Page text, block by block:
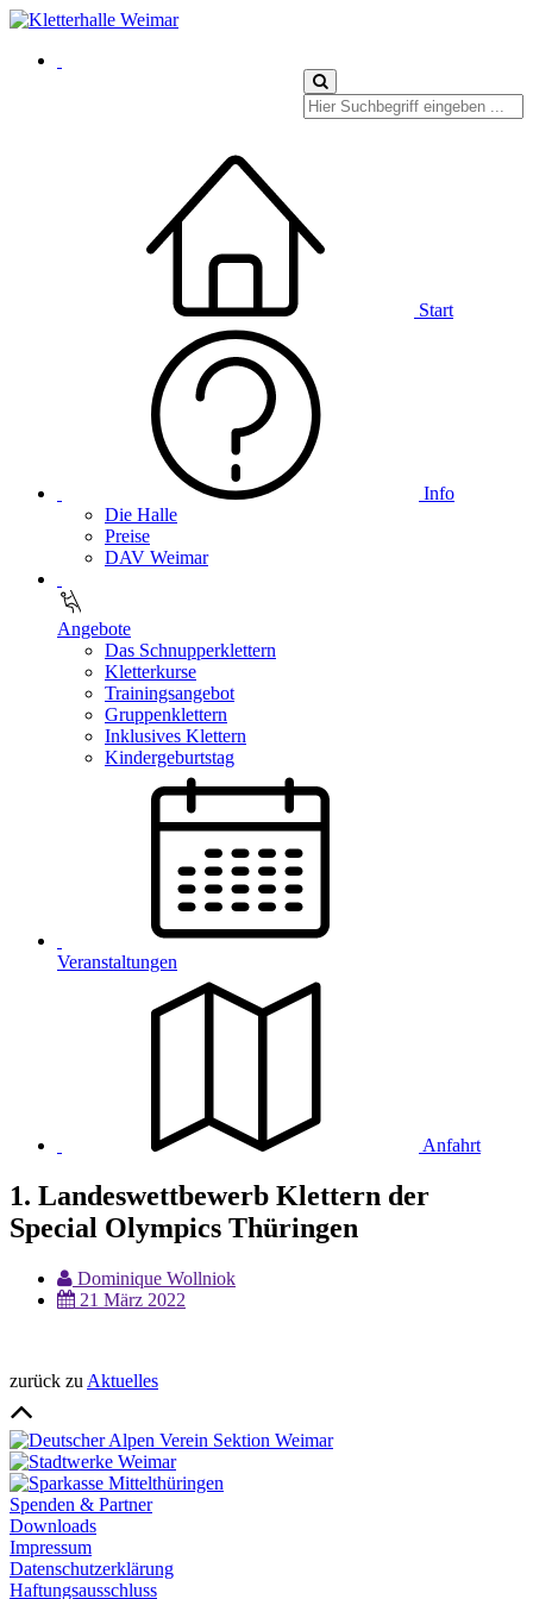
Start
Info
Die Halle
Preise
DAV Weimar
Angebote
Das Schnupperklettern
Kletterkurse
Trainingsangebot
Gruppenklettern
Inklusives Klettern
Kindergeburtstag
Veranstaltungen
Anfahrt
1. Landeswettbewerb Klettern der
Special Olympics Thüringen
Dominique Wollniok
21 März 2022
zurück zu Aktuelles
Spenden & Partner
Downloads
Impressum
Datenschutzerklärung
Haftungsausschluss